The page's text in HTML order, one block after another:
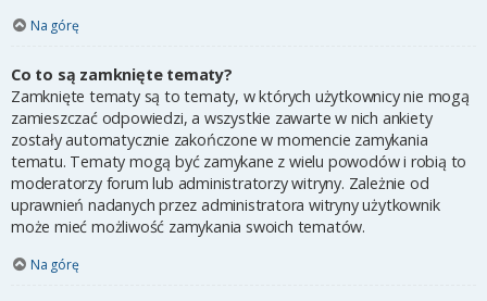
Na górę
Co to są zamknięte tematy?
Zamknięte tematy są to tematy, w których użytkownicy nie mogą
zamieszczać odpowiedzi, a wszystkie zawarte w nich ankiety
zostały automatycznie zakończone w momencie zamykania
tematu. Tematy mogą być zamykane z wielu powodów i robią to
moderatorzy forum lub administratorzy witryny. Zależnie od
uprawnień nadanych przez administratora witryny użytkownik
może mieć możliwość zamykania swoich tematów.
Na górę